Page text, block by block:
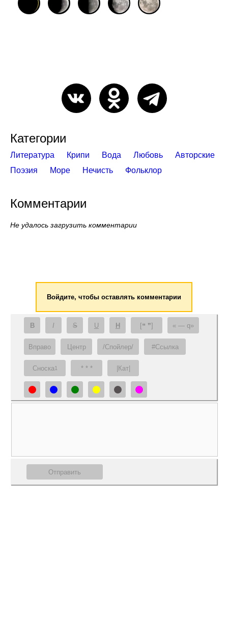
Категории
Литература Крипи Вода Любовь
Авторские
Поэзия
Море Нечисть Фольклор
Комментарии
Не удалось загрузить комментарии
Войдите, чтобы оставлять комментарии
B I S U H [❝ ❞] — q
Вправо Центр /Спойлер/ #Ссылка
Сноска1 * * * |Кат|